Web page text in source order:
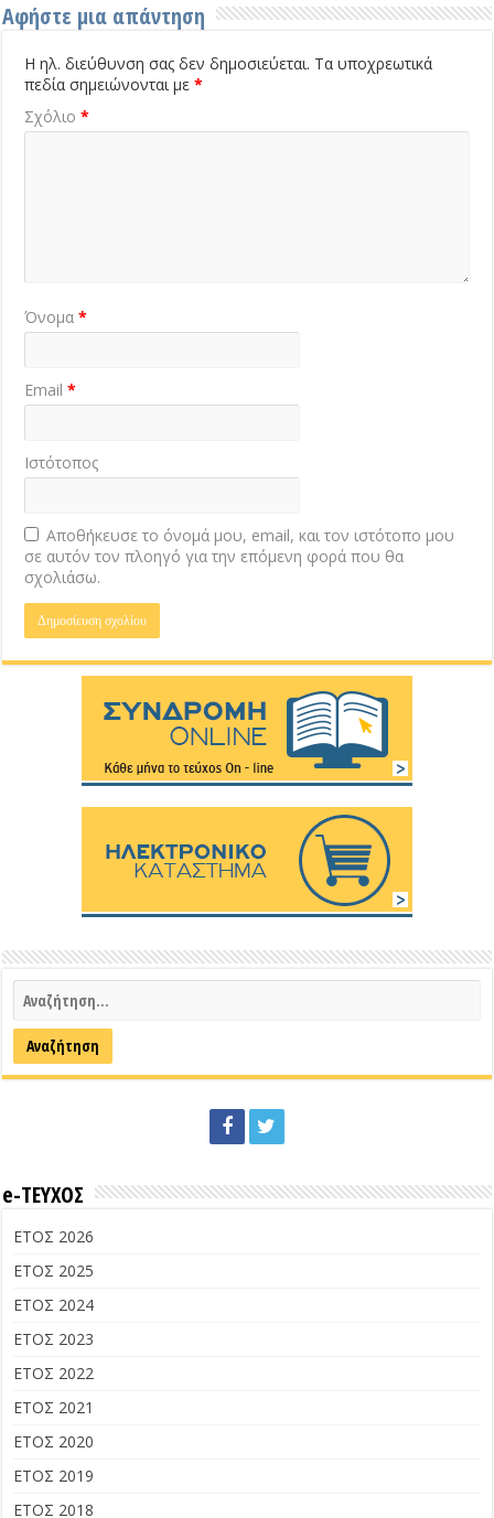
Αφήστε μια απάντηση
Η ηλ. διεύθυνση σας δεν δημοσιεύεται. Τα υποχρεωτικά
πεδία σημειώνονται με*
Σχόλιο*
Όνομα*
Email*
Ιστότοπος
Αποθήκευσε το όνομά μου, email, και τον ιστότοπο μου
σε αυτόν τον πλοηγό για την επόμενη φορά που θα
σχολιάσω.
e-ΤΕΥΧΟΣ
ΕΤΟΣ 2026
ΕΤΟΣ 2025
ΕΤΟΣ 2024
ΕΤΟΣ 2023
ΕΤΟΣ 2022
ΕΤΟΣ 2021
ΕΤΟΣ 2020
ΕΤΟΣ 2019
ΕΤΟΣ 2018